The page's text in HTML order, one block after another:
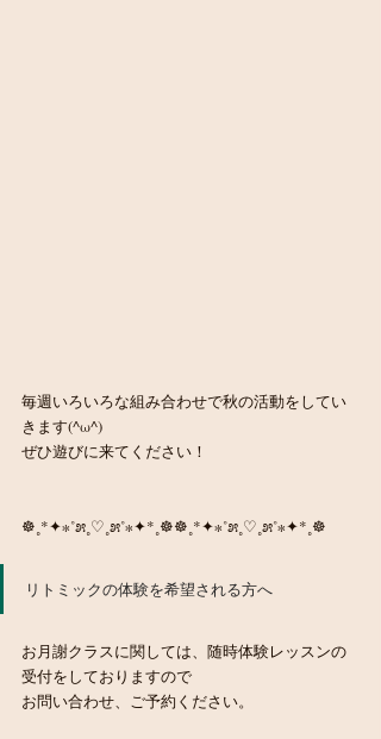
毎週いろいろな組み合わせで秋の活動をしてい
きます(^ω^)
ぜひ遊びに来てください！
☸︎˳*✦︎∗︎˚೫˳♡︎˳೫˚∗︎✦︎*˳☸︎☸︎˳*✦︎∗︎˚೫˳♡︎˳೫˚∗︎✦︎*˳☸︎
リトミックの体験を希望される方へ
お月謝クラスに関しては、随時体験レッスンの
受付をしておりますので
お問い合わせ、ご予約ください。